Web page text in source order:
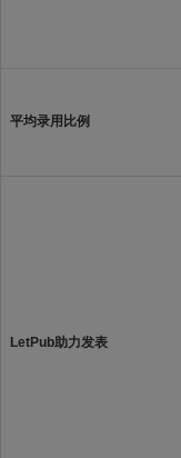
平均录用比例
LetPub助力发表